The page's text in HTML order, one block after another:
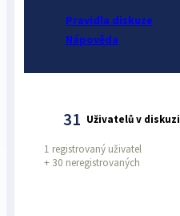
Pravidla diskuze
Nápověda
31 Uživatelů v diskuzi
1 registrovaný uživatel
+ 30 neregistrovaných